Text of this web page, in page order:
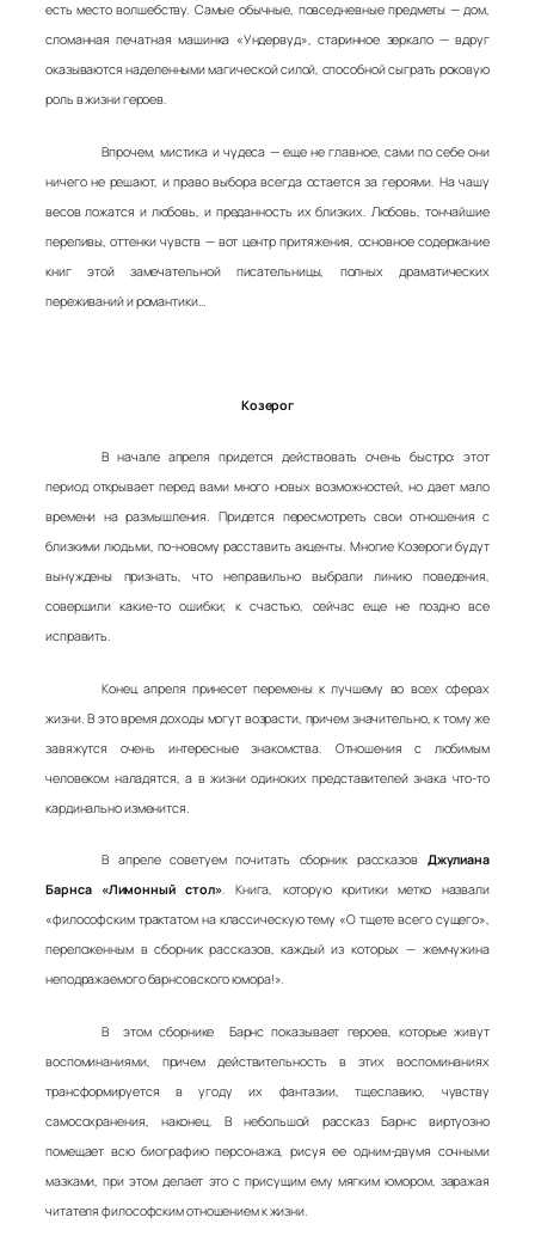
есть место волшебству. Самые обычные, повседневные предметы — дом,
сломанная печатная машинка «Ундервуд», старинное зеркало — вдруг
оказываются наделенными магической силой, способной сыграть роковую
роль в жизни героев.
Впрочем, мистика и чудеса — еще не главное, сами по себе они
ничего не решают, и право выбора всегда остается за героями. На чашу
весов ложатся и любовь, и преданность их близких. Любовь, тончайшие
переливы, оттенки чувств — вот центр притяжения, основное содержание
книг этой замечательной писательницы, полных драматических
переживаний и романтики…
Козерог
В начале апреля придется действовать очень быстро: этот
период открывает перед вами много новых возможностей, но дает мало
времени на размышления. Придется пересмотреть свои отношения с
близкими людьми, по-новому расставить акценты. Многие Козероги будут
вынуждены признать, что неправильно выбрали линию поведения,
совершили какие-то ошибки; к счастью, сейчас еще не поздно все
исправить.
Конец апреля принесет перемены к лучшему во всех сферах
жизни. В это время доходы могут возрасти, причем значительно, к тому же
завяжутся очень интересные знакомства. Отношения с любимым
человеком наладятся, а в жизни одиноких представителей знака что-то
кардинально изменится.
В апреле советуем почитать сборник рассказов Джулиана
Барнса «Лимонный стол». Книга, которую критики метко назвали
«философским трактатом на классическую тему «О тщете всего сущего»,
переложенным в сборник рассказов, каждый из которых — жемчужина
неподражаемого барнсовского юмора!».
В этом сборнике Барнс показывает героев, которые живут
воспоминаниями, причем действительность в этих воспоминаниях
трансформируется в угоду их фантазии, тщеславию, чувству
самосохранения, наконец. В небольшой рассказ Барнс виртуозно
помещает всю биографию персонажа, рисуя ее одним-двумя сочными
мазками, при этом делает это с присущим ему мягким юмором, заражая
читателя философским отношением к жизни.